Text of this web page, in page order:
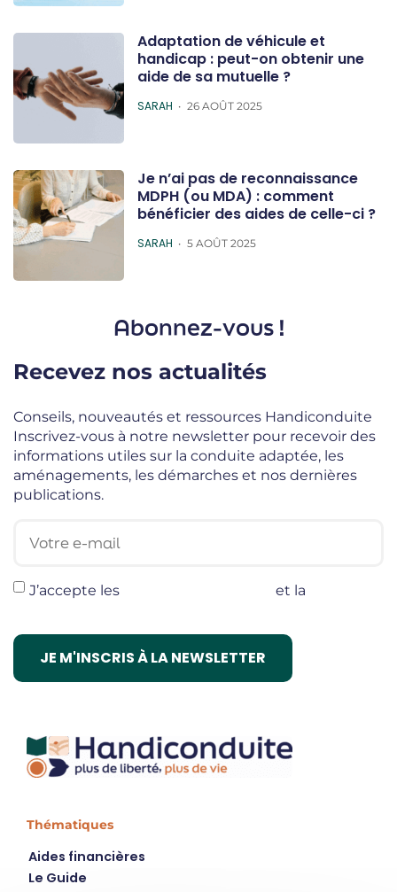
Adaptation de véhicule et
handicap : peut-on obtenir une
aide de sa mutuelle ?
POSTED
SARAH 26 AOÛT 2025
Je n’ai pas de reconnaissance
MDPH (ou MDA) : comment
bénéficier des aides de celle-ci ?
POSTED
SARAH 5 AOÛT 2025
Abonnez-vous !
Recevez nos actualités
Conseils, nouveautés et ressources Handiconduite
Inscrivez-vous à notre newsletter pour recevoir des
informations utiles sur la conduite adaptée, les
aménagements, les démarches et nos dernières
publications.
J’accepte les et la
Thématiques
Aides financières
Le Guide